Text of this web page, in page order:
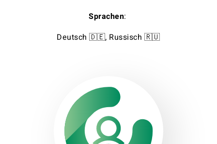
Sprachen:
Deutsch 🇩🇪, Russisch 🇷🇺